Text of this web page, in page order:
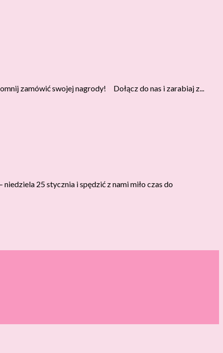
zamówić swojej nagrody! Dołącz do nas i zarabiaj z...
25 stycznia i spędzić z nami miło czas do